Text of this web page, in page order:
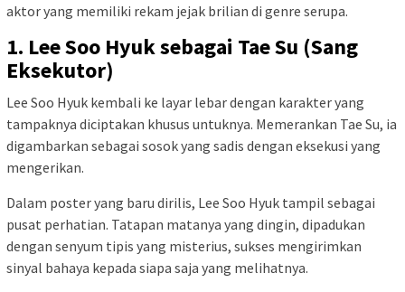
aktor yang memiliki rekam jejak brilian di genre serupa.
1. Lee Soo Hyuk sebagai Tae Su (Sang
Eksekutor)
Lee Soo Hyuk kembali ke layar lebar dengan karakter yang
tampaknya diciptakan khusus untuknya. Memerankan Tae Su, ia
digambarkan sebagai sosok yang sadis dengan eksekusi yang
mengerikan.
Dalam poster yang baru dirilis, Lee Soo Hyuk tampil sebagai
pusat perhatian. Tatapan matanya yang dingin, dipadukan
dengan senyum tipis yang misterius, sukses mengirimkan
sinyal bahaya kepada siapa saja yang melihatnya.